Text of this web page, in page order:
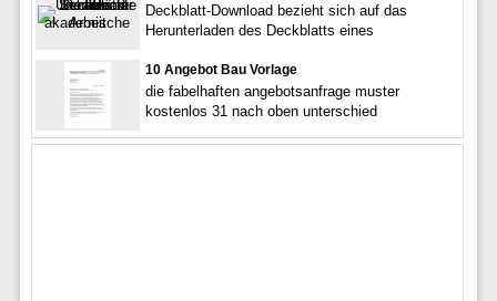
Deckblatt-Download bezieht sich auf das
Herunterladen des Deckblatts eines
10 Angebot Bau Vorlage
die fabelhaften angebotsanfrage muster
kostenlos 31 nach oben unterschied